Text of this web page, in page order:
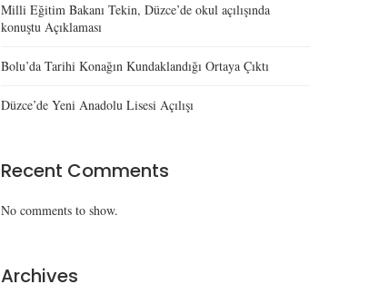
Milli Eğitim Bakanı Tekin, Düzce’de okul açılışında
konuştu Açıklaması
Bolu’da Tarihi Konağın Kundaklandığı Ortaya Çıktı
Düzce’de Yeni Anadolu Lisesi Açılışı
Recent Comments
No comments to show.
Archives